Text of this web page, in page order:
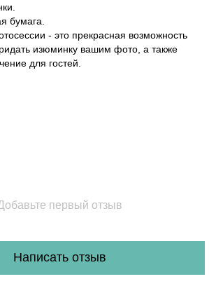
бумага.
- это прекрасная возможность
изюминку вашим фото, а также
для гостей.
первый отзыв
Написать отзыв